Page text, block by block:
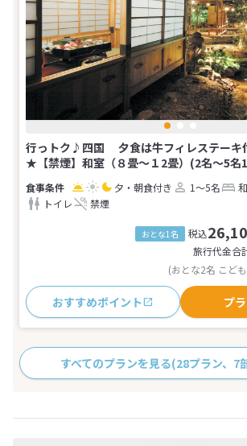
行っトク♪四国 夕食は牛フィレステーキ
★【禁煙】和室（８畳～１2畳）(2名～5名
夕・朝食付き 1～5名
トイレ
禁煙
おとな1名 税込
旅行代金合
(おとな2名 こど
おすすめポイント プ
すべてのプランを見る(28プラン、7